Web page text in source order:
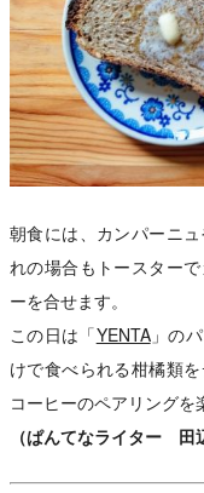
朝食には、カンパーニ
れの場合もトースター
ーを合せます。
この日は「YENTA」の
けで食べられる柑橘類
コーヒーのペアリングを
（ぱんてなライター 田